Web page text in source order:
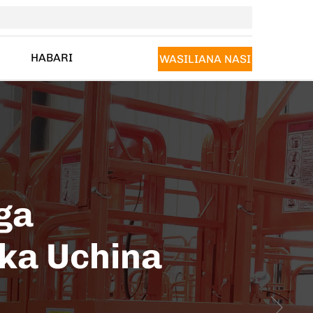
HABARI WASILIANA NASI
Uchina